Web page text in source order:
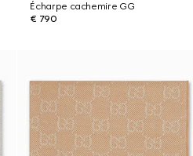
Écharpe cachemire GG
€ 790